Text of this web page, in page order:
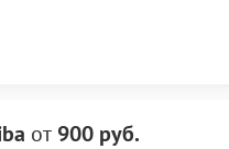
от 900 руб.